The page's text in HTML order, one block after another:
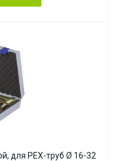
для PEX-труб Ø 16-32